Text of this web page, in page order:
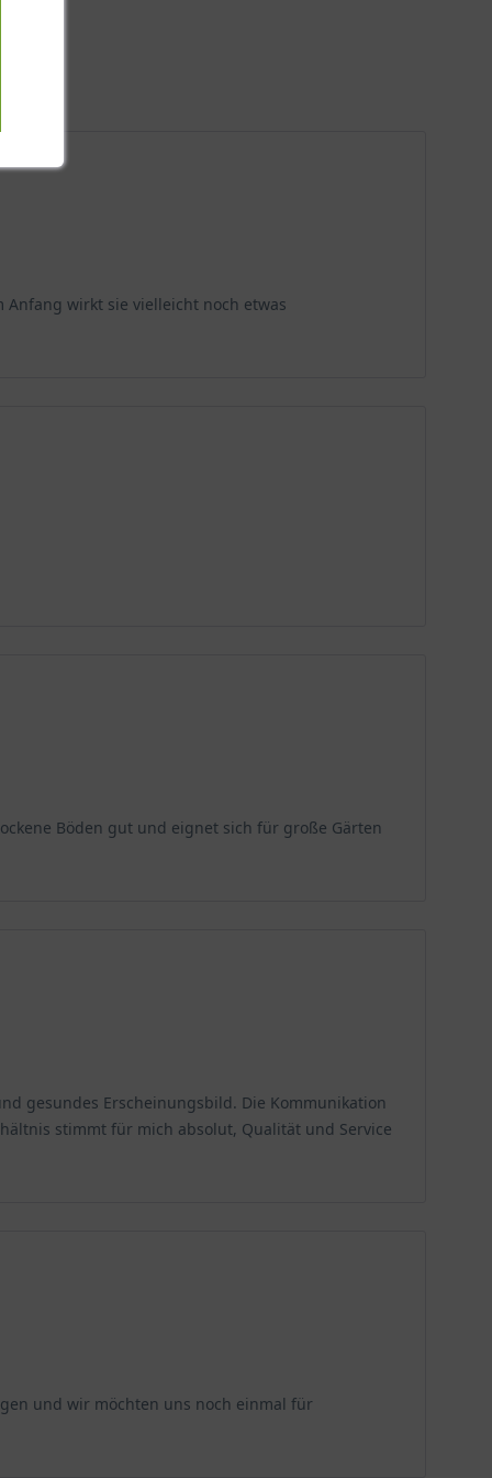
wirkt sie vielleicht noch etwas
Böden gut und eignet sich für große Gärten
gesundes Erscheinungsbild. Die Kommunikation
stimmt für mich absolut, Qualität und Service
und wir möchten uns noch einmal für